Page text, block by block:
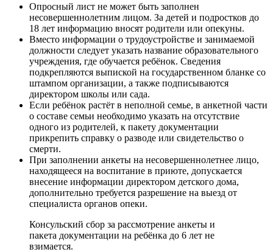
Опросный лист не может быть заполнен
несовершеннолетним лицом. За детей и подростков до
18 лет информацию вносят родители или опекуны.
Вместо информации о трудоустройстве и занимаемой
должности следует указать название образовательного
учреждения, где обучается ребёнок. Сведения
подкрепляются выпиской на государственном бланке со
штампом организации, а также подписываются
директором школы или сада.
Если ребёнок растёт в неполной семье, в анкетной части
о составе семьи необходимо указать на отсутствие
одного из родителей, к пакету документации
прикрепить справку о разводе или свидетельство о
смерти.
При заполнении анкеты на несовершеннолетнее лицо,
находящееся на воспитание в приюте, допускается
внесение информации директором детского дома,
дополнительно требуется разрешение на выезд от
специалиста органов опеки.
Консульский сбор за рассмотрение анкеты и
пакета документации на ребёнка до 6 лет не
взимается.